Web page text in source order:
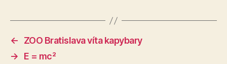
←
ZOO Bratislava víta kapybary
→
E = mc²